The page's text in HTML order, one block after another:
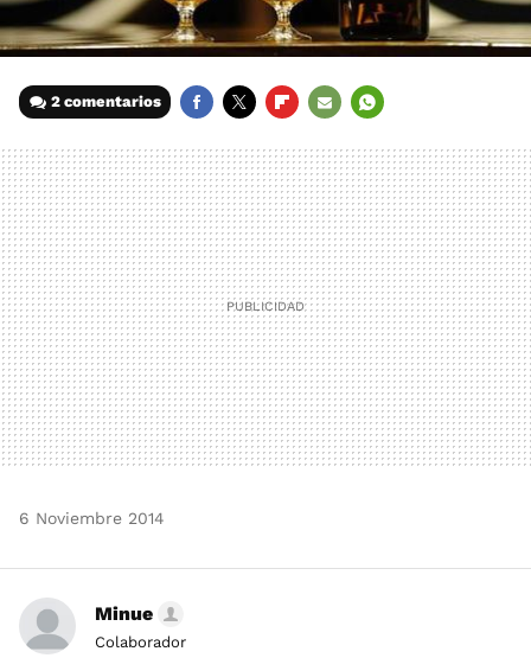
2 comentarios
MAIL
6 Noviembre 2014
Minue
Colaborador